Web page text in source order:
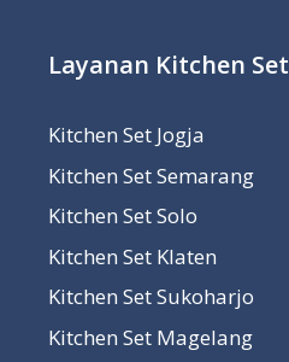
Layanan Kitchen Set
Kitchen Set Jogja
Kitchen Set Semarang
Kitchen Set Solo
Kitchen Set Klaten
Kitchen Set Sukoharjo
Kitchen Set Magelang